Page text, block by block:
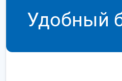
Удобный